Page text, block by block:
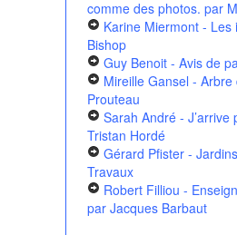
comme des photos. par
Karine Miermont - Les
Bishop
Guy Benoit - Avis de
Mireille Gansel - Arbre
Prouteau
Sarah André -
Tristan Hordé
Gérard Pfister -
Travaux
Robert Filliou -
par Jacques Barbaut